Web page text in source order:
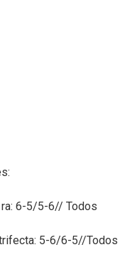
6-5/5-6// Todos
5-6/6-5//Todos